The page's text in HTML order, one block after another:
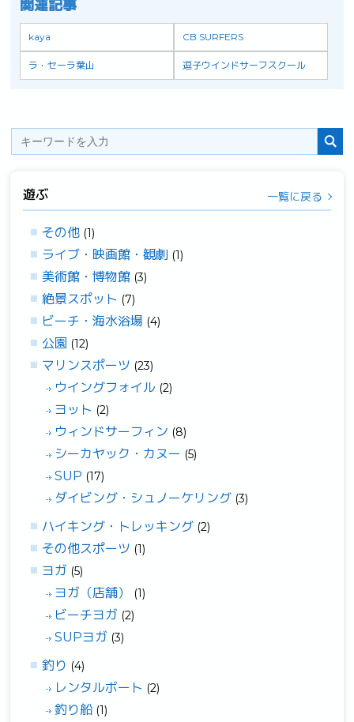
関連記事
kaya CB SURFERS
ラ・セーラ葉山 逗子ウインドサーフスクール
遊ぶ 一覧に戻る
その他 (1)
ライブ・映画館・観劇 (1)
美術館・博物館 (3)
絶景スポット (7)
ビーチ・海水浴場 (4)
公園 (12)
マリンスポーツ (23)
ウイングフォイル (2)
ヨット (2)
ウィンドサーフィン (8)
シーカヤック・カヌー (5)
SUP (17)
ダイビング・シュノーケリング (3)
ハイキング・トレッキング (2)
その他スポーツ (1)
ヨガ (5)
ヨガ（店舗） (1)
ビーチヨガ (2)
SUPヨガ (3)
釣り (4)
レンタルボート (2)
釣り船 (1)